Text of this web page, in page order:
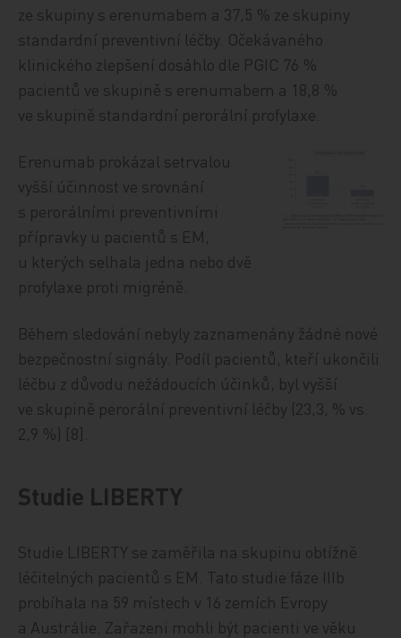
ze skupiny s erenumabem a 37,5 % ze skupiny
standardní preventivní léčby. Očekávaného
klinického zlepšení dosáhlo dle PGIC 76 %
pacientů ve skupině s erenumabem a 18,8 %
ve skupině standardní perorální profylaxe.
Erenumab prokázal setrvalou
vyšší účinnost ve srovnání
s perorálními preventivními
přípravky u pacientů s EM,
u kterých selhala jedna nebo dvě
profylaxe proti migréně.
Během sledování nebyly zaznamenány žádné nové
bezpečnostní signály. Podíl pacientů, kteří ukončili
léčbu z důvodu nežádoucích účinků, byl vyšší
ve skupině perorální preventivní léčby (23,3, % vs.
2,9 %) [8].
Studie LIBERTY
Studie LIBERTY se zaměřila na skupinu obtížně
léčitelných pacientů s EM. Tato studie fáze IIIb
probíhala na 59 místech v 16 zemích Evropy
a Austrálie. Zařazeni mohli být pacienti ve věku